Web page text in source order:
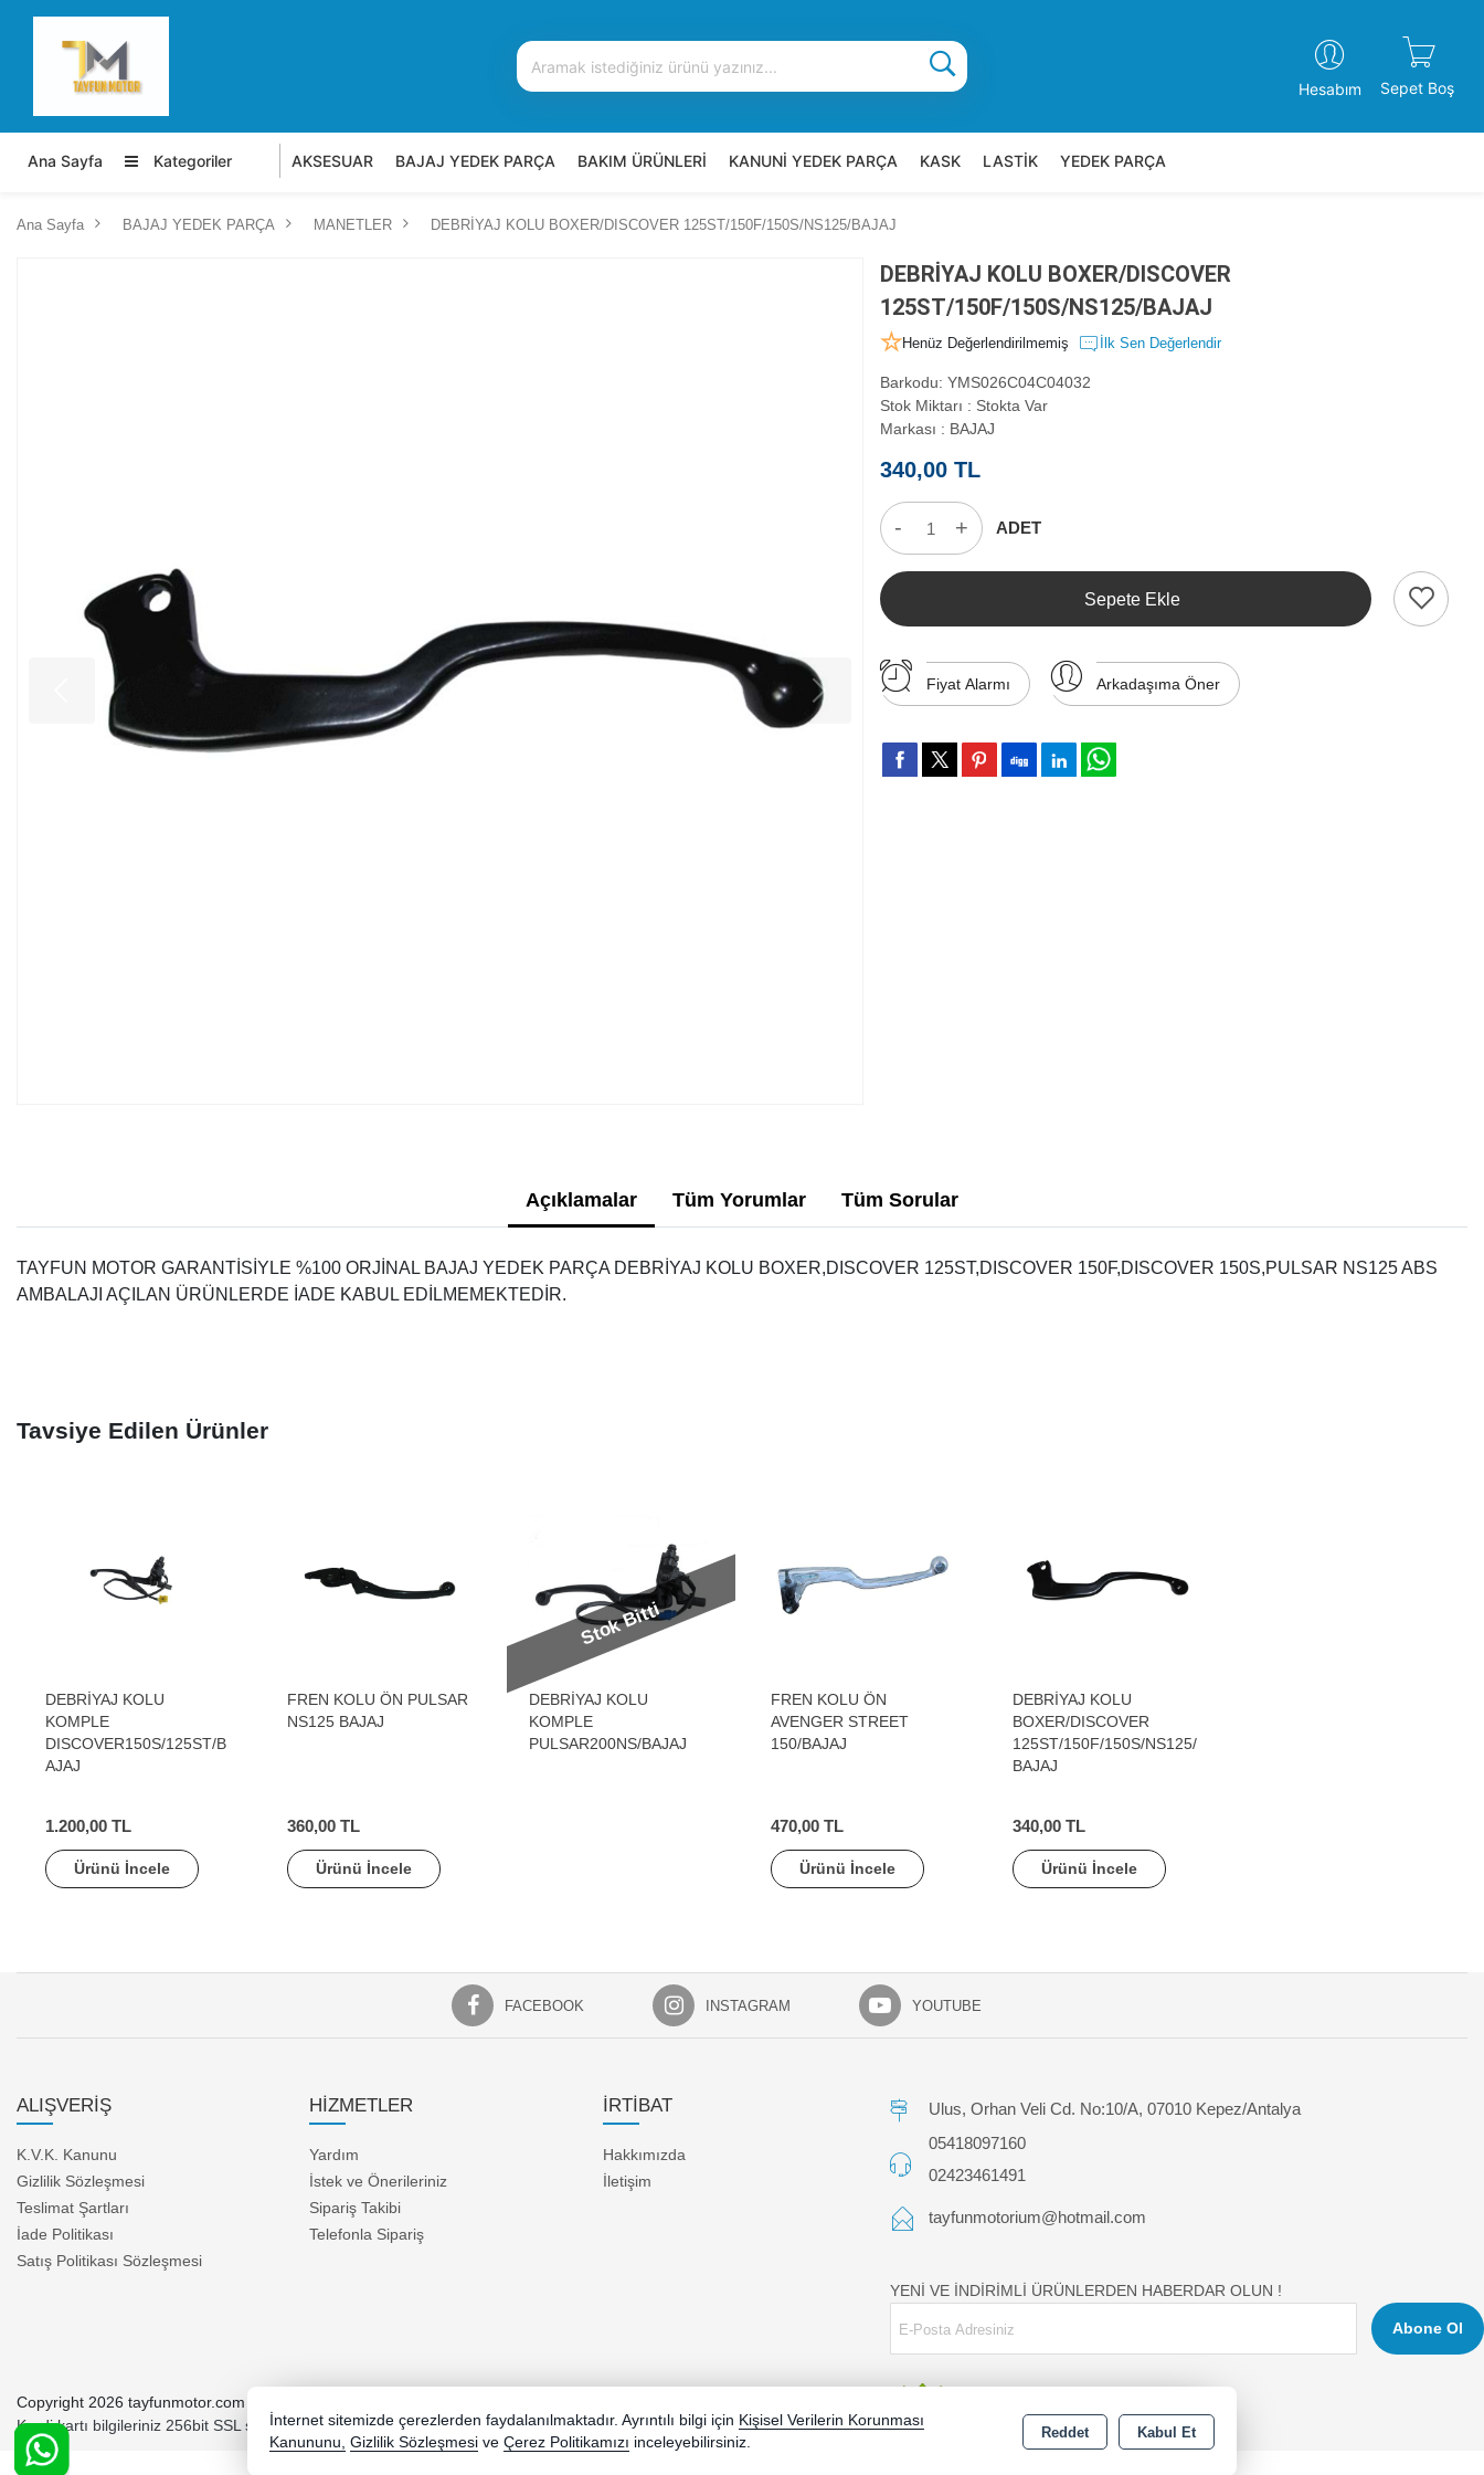
Hesabım Sepet Boş
Ana Sayfa Kategoriler AKSESUAR BAJAJ YEDEK PARÇA BAKIM ÜRÜNLERİ KANUNİ YEDEK PARÇA KASK LASTİK YEDEK PARÇA
Ana Sayfa BAJAJ YEDEK PARÇA MANETLER DEBRİYAJ KOLU BOXER/DISCOVER 125ST/150F/150S/NS125/BAJAJ
DEBRİYAJ KOLU BOXER/DISCOVER
125ST/150F/150S/NS125/BAJAJ
Henüz Değerlendirilmemiş İlk Sen Değerlendir
Barkodu: YMS026C04C04032
Stok Miktarı : Stokta Var
Markası : BAJAJ
340,00 TL
- + ADET
Sepete Ekle
Fiyat Alarmı Arkadaşıma Öner
Açıklamalar Tüm Yorumlar Tüm Sorular
TAYFUN MOTOR GARANTİSİYLE %100 ORJİNAL BAJAJ YEDEK PARÇA DEBRİYAJ KOLU BOXER,DISCOVER 125ST,DISCOVER 150F,DISCOVER 150S,PULSAR NS125 ABS
AMBALAJI AÇILAN ÜRÜNLERDE İADE KABUL EDİLMEMEKTEDİR.
Tavsiye Edilen Ürünler
DEBRİYAJ KOLU
KOMPLE
DISCOVER150S/125ST/B
AJAJ
1.200,00 TL
Ürünü İncele
FREN KOLU ÖN PULSAR
NS125 BAJAJ
360,00 TL
Ürünü İncele
Stok Bitti
DEBRİYAJ KOLU
KOMPLE
PULSAR200NS/BAJAJ
FREN KOLU ÖN
AVENGER STREET
150/BAJAJ
470,00 TL
Ürünü İncele
DEBRİYAJ KOLU
BOXER/DISCOVER
125ST/150F/150S/NS125/
BAJAJ
340,00 TL
Ürünü İncele
FACEBOOK INSTAGRAM YOUTUBE
ALIŞVERİŞ
K.V.K. Kanunu
Gizlilik Sözleşmesi
Teslimat Şartları
İade Politikası
Satış Politikası Sözleşmesi
HİZMETLER
Yardım
İstek ve Önerileriniz
Sipariş Takibi
Telefonla Sipariş
İRTİBAT
Hakkımızda
İletişim
Ulus, Orhan Veli Cd. No:10/A, 07010 Kepez/Antalya
05418097160
02423461491
tayfunmotorium@hotmail.com
YENİ VE İNDİRİMLİ ÜRÜNLERDEN HABERDAR OLUN !
Abone Ol
Copyright 2026 tayfunmotor.com - Tüm hakları saklıdır.
Kredi kartı bilgileriniz 256bit SSL sertifikası ile korunmaktadır.İnternet sitemizde çerezlerden faydalanılmaktadır. Ayrıntılı bilgi için Kişisel Verilerin Korunması
Kanununu, Gizlilik Sözleşmesi ve Çerez Politikamızı inceleyebilirsiniz.
Reddet Kabul Et